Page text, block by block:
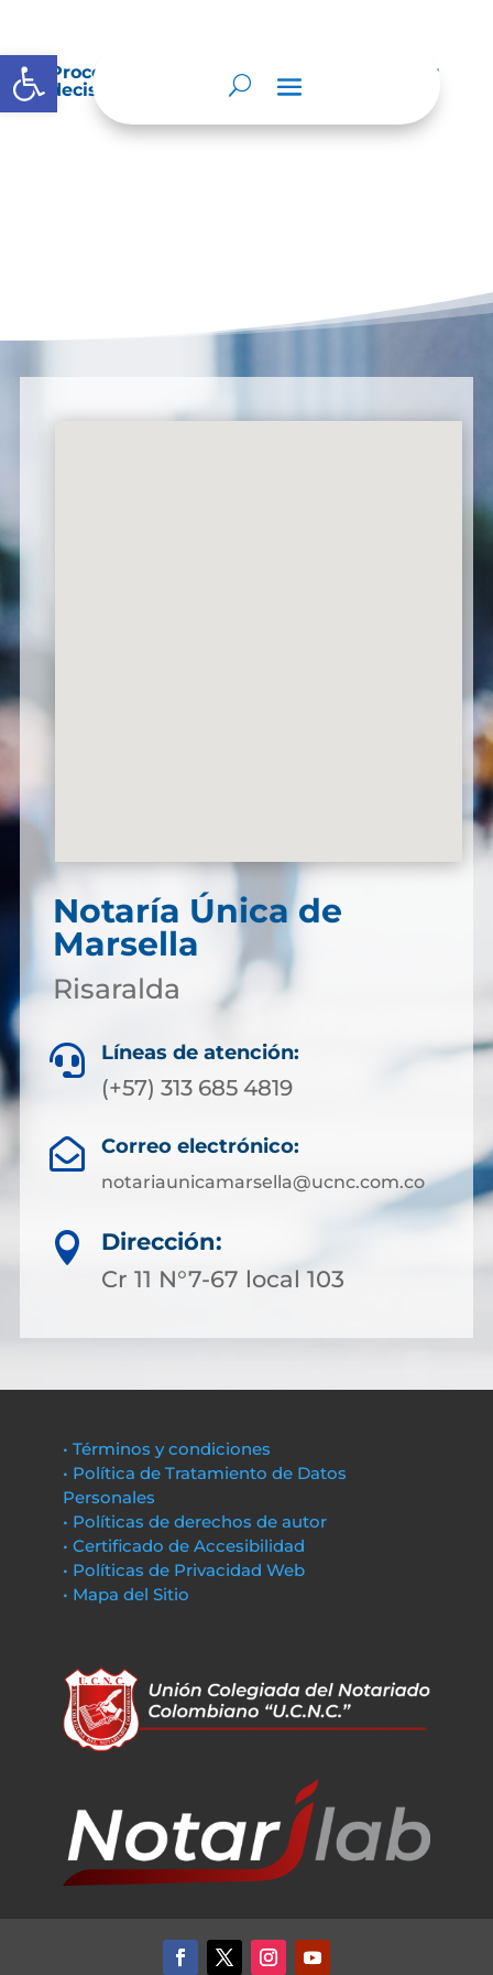
Abrir barra de herramientas
Procedimientos que se siguen para tomar
decisiones en las diferentes áreas
Notaría Única de
Marsella
Risaralda
 Líneas de atención:
(+57) 313 685 4819
 Correo electrónico:
notariaunicamarsella@ucnc.com.co

Dirección:
Cr 11 N°7-67 local 103
• Términos y condiciones
• Política de Tratamiento de Datos
Personales
• Políticas de derechos de autor
• Certificado de Accesibilidad
• Políticas de Privacidad Web
• Mapa del Sitio